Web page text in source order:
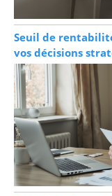
Seuil de
vos décisions